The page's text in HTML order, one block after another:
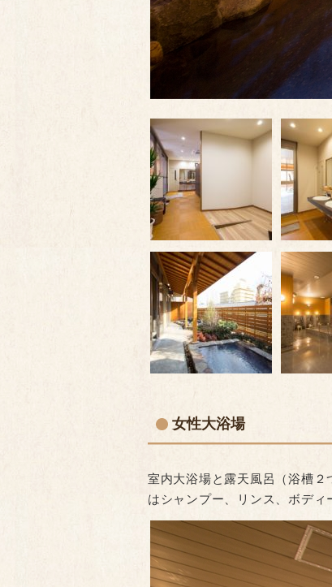
女性大浴場
室内大浴場と露天風呂（浴槽
はシャンプー、リンス、ボデ